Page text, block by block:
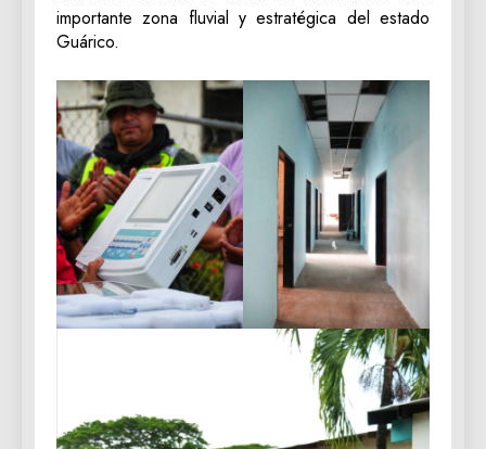
importante zona fluvial y estratégica del estado
Guárico.